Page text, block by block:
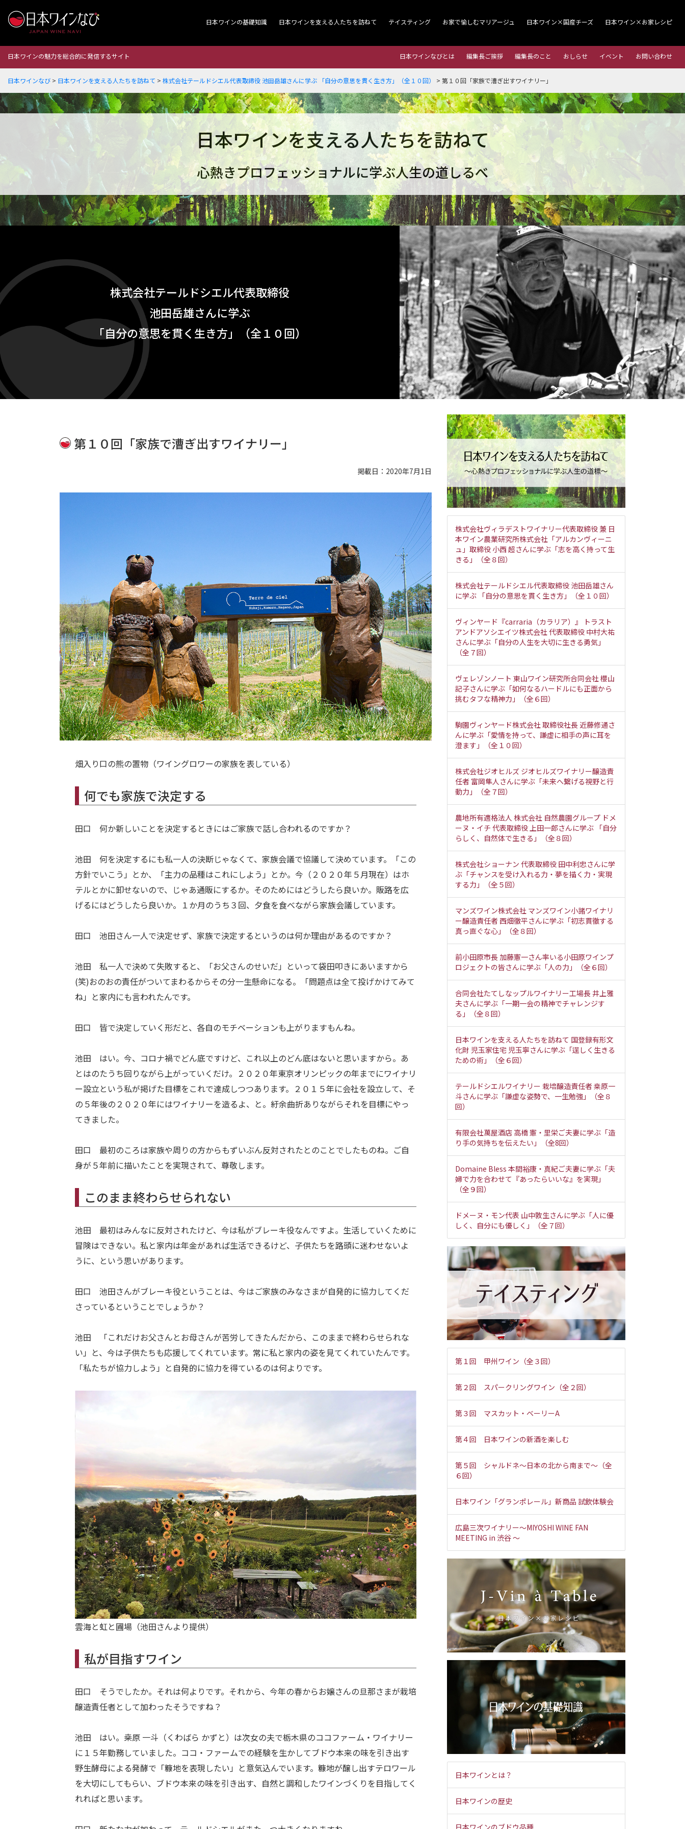
日本ワインの基礎知識 日本ワインを支える人たちを訪ねて テイスティング お家で愉しむマリアージュ 日本ワイン×国産チーズ 日本ワイン×お家レシピ
日本ワインの魅力を総合的に発信するサイト 日本ワインなびとは 編集長ご挨拶 編集長のこと おしらせ イベント お問い合わせ
日本ワインなび > 日本ワインを支える人たちを訪ねて > 株式会社テールドシエル代表取締役 池田岳雄さんに学ぶ 「自分の意思を貫く生き方」（全１０回） > 第１０回「家族で漕ぎ出すワイナリー」
日本ワインを支える人たちを訪ねて
心熱きプロフェッショナルに学ぶ人生の道しるべ
株式会社テールドシエル代表取締役
池田岳雄さんに学ぶ
「自分の意思を貫く生き方」（全１０回）
第１０回「家族で漕ぎ出すワイナリー」
掲載日：2020年7月1日
畑入り口の熊の置物（ワイングロワーの家族を表している）
何でも家族で決定する
田口 何か新しいことを決定するときにはご家族で話し合われるのですか？
池田 何を決定するにも私一人の決断じゃなくて、家族会議で協議して決めています。「この
方針でいこう」とか、「主力の品種はこれにしよう」とか。今（２０２０年５月現在）はホ
テルとかに卸せないので、じゃあ通販にするか。そのためにはどうしたら良いか。販路を広
げるにはどうしたら良いか。１か月のうち３回、夕食を食べながら家族会議しています。
田口 池田さん一人で決定せず、家族で決定するというのは何か理由があるのですか？
池田 私一人で決めて失敗すると、「お父さんのせいだ」といって袋田叩きにあいますから
(笑)おのおの責任がついてまわるからその分一生懸命になる。「問題点は全て投げかけてみて
ね」と家内にも言われたんです。
田口 皆で決定していく形だと、各自のモチベーションも上がりますもんね。
池田 はい。今、コロナ禍でどん底ですけど、これ以上のどん底はないと思いますから。あ
とはのたうち回りながら上がっていくだけ。２０２０年東京オリンピックの年までにワイナリ
ー設立という私が掲げた目標をこれで達成しつつあります。２０１５年に会社を設立して、そ
の５年後の２０２０年にはワイナリーを造るよ、と。紆余曲折ありながらそれを目標にやっ
てきました。
田口 最初のころは家族や周りの方からもずいぶん反対されたとのことでしたものね。ご自
身が５年前に描いたことを実現されて、尊敬します。
このまま終わらせられない
池田 最初はみんなに反対されたけど、今は私がブレーキ役なんですよ。生活していくために
冒険はできない。私と家内は年金があれば生活できるけど、子供たちを路頭に迷わせないよ
うに、という思いがあります。
田口 池田さんがブレーキ役ということは、今はご家族のみなさまが自発的に協力してくだ
さっているということでしょうか？
池田 「これだけお父さんとお母さんが苦労してきたんだから、このままで終わらせられな
い」と、今は子供たちも応援してくれています。常に私と家内の姿を見てくれていたんです。
「私たちが協力しよう」と自発的に協力を得ているのは何よりです。
雲海と虹と圃場（池田さんより提供）
私が目指すワイン
田口 そうでしたか。それは何よりです。それから、今年の春からお嬢さんの旦那さまが栽培
醸造責任者として加わったそうですね？
池田 はい。桒原 一斗（くわばら かずと）は次女の夫で栃木県のココファーム・ワイナリー
に１５年勤務していました。ココ・ファームでの経験を生かしてブドウ本来の味を引き出す
野生酵母による発酵で「糠地を表現したい」と意気込んでいます。糠地が醸し出すテロワール
を大切にしてもらい、ブドウ本来の味を引き出す、自然と調和したワインづくりを目指してく
れればと思います。
株式会社ヴィラデストワイナリー代表取締役 兼 日
本ワイン農業研究所株式会社「アルカンヴィーニ
ュ」取締役 小西 超さんに学ぶ「志を高く持って生
きる」（全８回）
株式会社テールドシエル代表取締役 池田岳雄さん
に学ぶ 「自分の意思を貫く生き方」（全１０回）
ヴィンヤード『carraria（カラリア）』 トラスト
アンドアソシエイツ株式会社 代表取締役 中村大祐
さんに学ぶ「自分の人生を大切に生きる勇気」
（全７回）
ヴェレゾンノート 東山ワイン研究所合同会社 櫻山
記子さんに学ぶ「如何なるハードルにも正面から
挑むタフな精神力」（全６回）
駒園ヴィンヤード株式会社 取締役社長 近藤修通さ
んに学ぶ「愛情を持って、謙虚に相手の声に耳を
澄ます」（全１０回）
株式会社ジオヒルズ ジオヒルズワイナリー醸造責
任者 富岡隼人さんに学ぶ「未来へ繋げる視野と行
動力」（全７回）
農地所有適格法人 株式会社 自然農園グループ ドメ
ーヌ・イチ 代表取締役 上田一郎さんに学ぶ 「自分
らしく、自然体で生きる」（全８回）
株式会社ショーナン 代表取締役 田中利忠さんに学
ぶ「チャンスを受け入れる力・夢を描く力・実現
する力」（全５回）
マンズワイン株式会社 マンズワイン小諸ワイナリ
ー醸造責任者 西畑徹平さんに学ぶ「初志貫徹する
真っ直ぐな心」（全８回）
前小田原市長 加藤憲一さん率いる小田原ワインプ
ロジェクトの皆さんに学ぶ「人の力」（全６回）
合同会社たてしなップルワイナリー工場長 井上雅
夫さんに学ぶ「一期一会の精神でチャレンジす
る」（全８回）
日本ワインを支える人たちを訪ねて 国登録有形文
化財 児玉家住宅 児玉寧さんに学ぶ「逞しく生きる
ための術」（全６回）
テールドシエルワイナリー 栽培醸造責任者 桒原一
斗さんに学ぶ「謙虚な姿勢で、一生勉強」（全８
回）
有限会社萬屋酒店 高橋 憲・里栄ご夫妻に学ぶ「造
り手の気持ちを伝えたい」（全8回）
Domaine Bless 本間裕康・真紀ご夫妻に学ぶ「夫
婦で力を合わせて『あったらいいな』を実現」
（全９回）
ドメーヌ・モン代表 山中敦生さんに学ぶ「人に優
しく、自分にも優しく」（全７回）
第１回 甲州ワイン（全３回）
第２回 スパークリングワイン（全２回）
第３回 マスカット・ベーリーA
第４回 日本ワインの新酒を楽しむ
第５回 シャルドネ～日本の北から南まで～（全
６回）
日本ワイン「グランポレール」新商品 試飲体験会
広島三次ワイナリー～MIYOSHI WINE FAN
MEETING in 渋谷 ～
日本ワインとは？
日本ワインの歴史
日本ワインのブドウ品種